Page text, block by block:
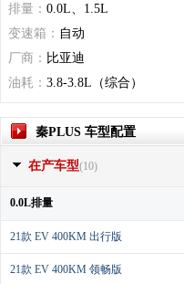
排量： 0.0L、1.5L
变速箱： 自动
厂商： 比亚迪
油耗： 3.8-3.8L（综合）
秦PLUS 车型配置
在产车型(10)
0.0L排量
21款 EV 400KM 出行版
21款 EV 400KM 领畅版